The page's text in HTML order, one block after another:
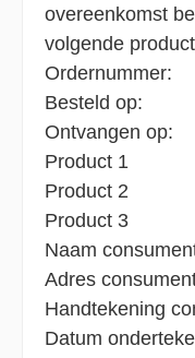
overeenkomst
volgende
Ordernummer:
Besteld op:
Ontvangen op:
Product 1
Product 2
Product 3
Naam
Adres
Handtekening
Datum